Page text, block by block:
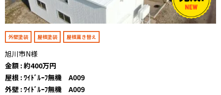
外壁塗装 屋根塗装 屋根葺き替え
旭川市N様
金額 : 約400万円
屋根 : ﾜｲﾄﾞﾙｰﾌ無機 A009
外壁 : ﾜｲﾄﾞﾙｰﾌ無機 A009